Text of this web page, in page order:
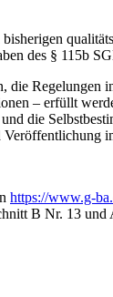
des § 115b
– erfüllt
die
https://www.g-
B Nr. 13